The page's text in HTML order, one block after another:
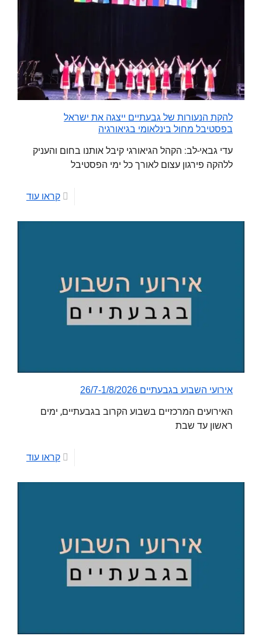
להקת הנעורות של גבעתיים ייצגה את ישראל
בפסטיבל מחול בינלאומי בגיאורגיה
עדי גבאי-לב: הקהל הגיאורגי קיבל אותנו בחום והעניק
ללהקה פירגון עצום לאורך כל ימי הפסטיבל
קראו עוד
אירועי השבוע בגבעתיים 26/7-1/8/2026
האירועים המרכזיים בשבוע הקרוב בגבעתיים, ימים
ראשון עד שבת
קראו עוד